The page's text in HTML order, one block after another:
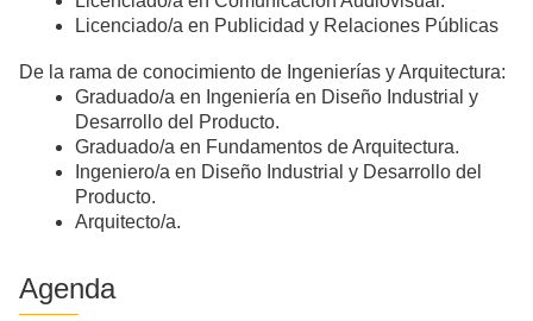
Licenciado/a en Publicidad y Relaciones Públicas
De la rama de conocimiento de Ingenierías y Arquitectura:
Graduado/a en Ingeniería en Diseño Industrial y
Desarrollo del Producto.
Graduado/a en Fundamentos de Arquitectura.
Ingeniero/a en Diseño Industrial y Desarrollo del
Producto.
Arquitecto/a.
Agenda